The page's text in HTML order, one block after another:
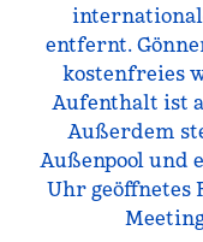
entfernt.
kostenfreies
Aufenthalt ist
Außerdem
Außenpool und
Uhr geöffnetes